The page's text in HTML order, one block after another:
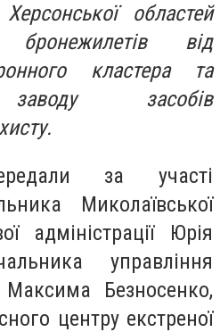
областей
від
кластера та
заводу засобів
за участі
Миколаївської
адміністрації Юрія
управління
Безносенко,
центру екстреної